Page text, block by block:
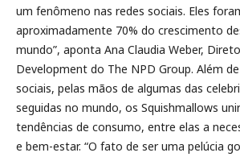
um fenômeno nas redes sociais. Eles
aproximadamente 70% do crescimento
mundo”, aponta Ana Claudia Weber,
Development do The NPD Group. Além
sociais, pelas mãos de algumas das
seguidas no mundo, os Squishmallows
tendências de consumo, entre elas a
e bem-estar. “O fato de ser uma pelúcia